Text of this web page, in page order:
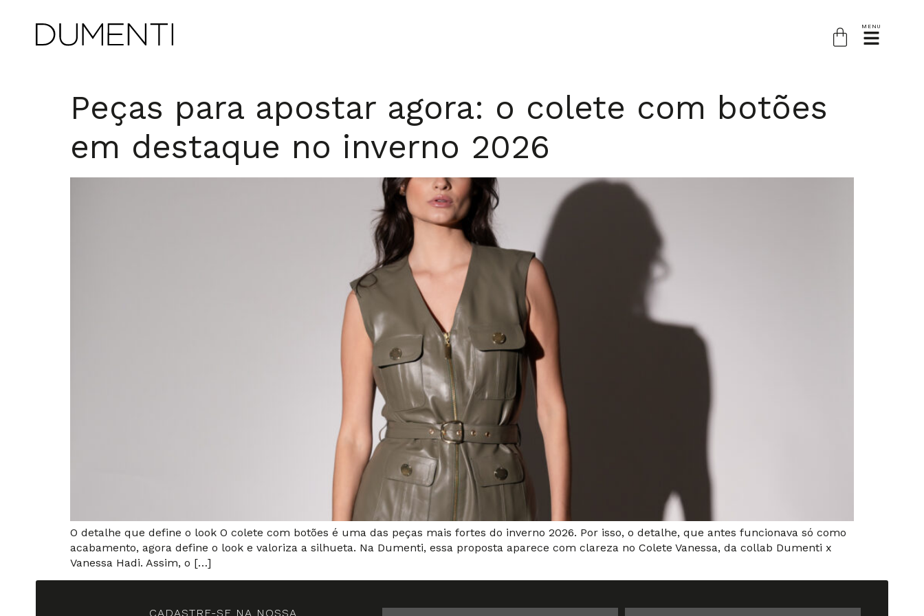
MENU
Peças para apostar agora: o colete com botões
em destaque no inverno 2026
O detalhe que define o look O colete com botões é uma das peças mais fortes do inverno 2026. Por isso, o detalhe, que antes funcionava só como
acabamento, agora define o look e valoriza a silhueta. Na Dumenti, essa proposta aparece com clareza no Colete Vanessa, da collab Dumenti x
Vanessa Hadi. Assim, o […]
CADASTRE-SE NA NOSSA